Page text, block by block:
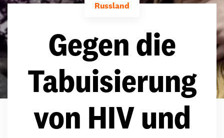
Russland
Gegen die
Tabuisierung
von HIV und